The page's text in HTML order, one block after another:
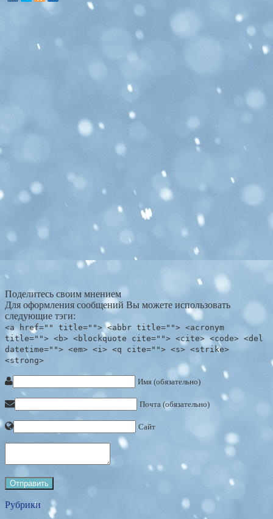
Поделитесь своим мнением
Для оформления сообщений Вы можете использовать
следующие тэги:
<a href="" title=""> <abbr title=""> <acronym
title=""> <b> <blockquote cite=""> <cite> <code> <del
datetime=""> <em> <i> <q cite=""> <s> <strike>
<strong>
Имя (обязательно)
Почта (обязательно)
Сайт
Рубрики